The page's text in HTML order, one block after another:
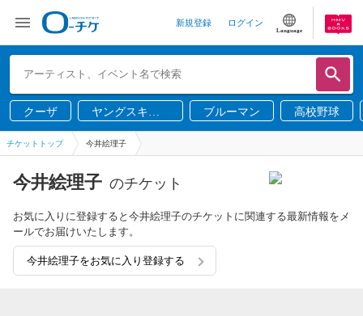
新規登録 ログイン
Language
クーザ
ヤングスキニ
ー
ブルーマン 高校野球
チケットトップ 今井絵理子
今井絵理子 のチケット
お気に入りに登録すると今井絵理子のチケットに関連する最新情報をメ
ールでお届けいたします。
今井絵理子をお気に入り登録する